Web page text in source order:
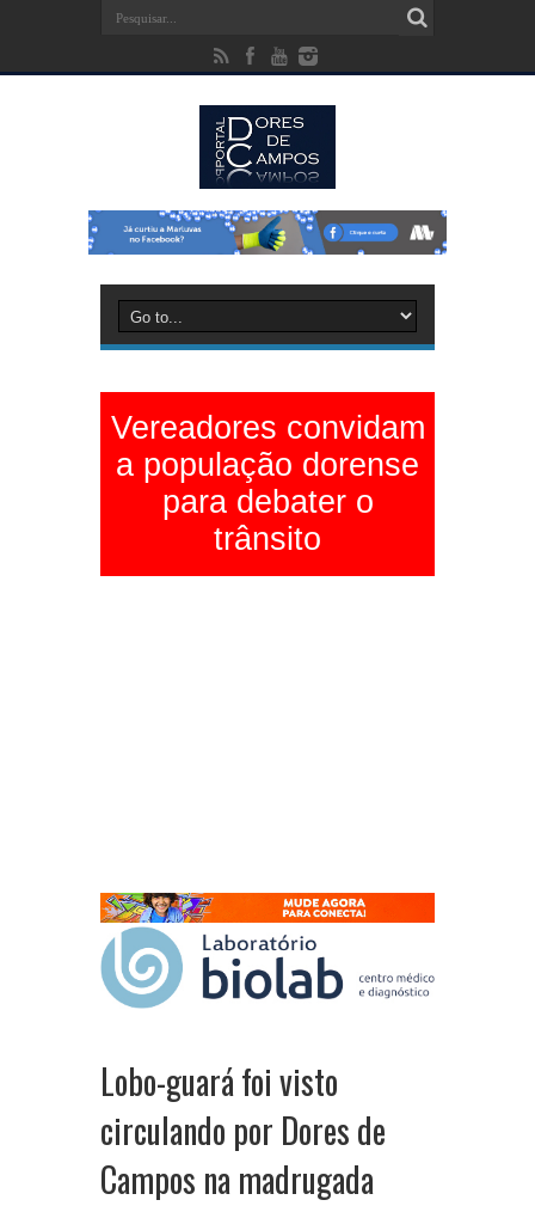
Vereadores convidam
a população dorense
para debater o
trânsito
Lobo-guará foi visto
circulando por Dores de
Campos na madrugada